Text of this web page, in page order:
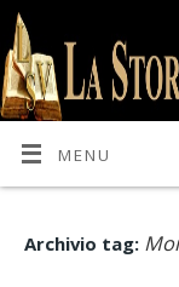
MENU
Archivio tag: